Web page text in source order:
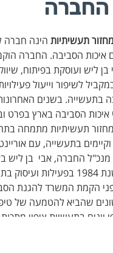
החברה
תעשיתיות הינה חברה
איכות הסביבה. החברה
אבי בן ליש ועוסקת בפיתוח,
לשיפור וייעול
בתעשייה. בשנים
איכות הסביבה בארץ בפרט
מחזור תעשיתיות מתמחה
בתעשייה, עם
החברה, אבי בן ליש
מצטבר החל משנת 1984 בפעילות
הקמת המשרד להגנת
שהביא להטמעה של
בתעשיית ציפוי מתכות
בישראל. החברה ממוקדת
של הגנה על הסביבה